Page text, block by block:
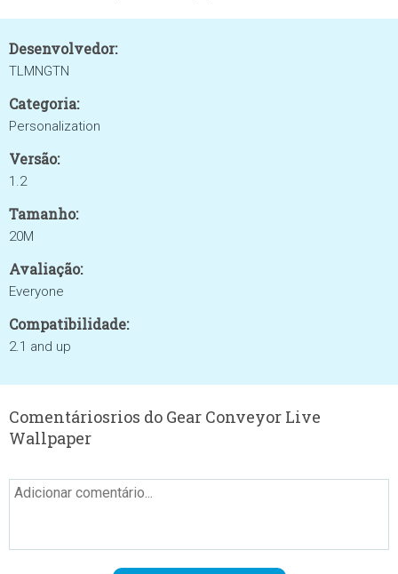
Desenvolvedor:
TLMNGTN
Categoria:
Personalization
Versão:
1.2
Tamanho:
20M
Avaliação:
Everyone
Compatibilidade:
2.1 and up
Comentáriosrios do Gear Conveyor Live
Wallpaper